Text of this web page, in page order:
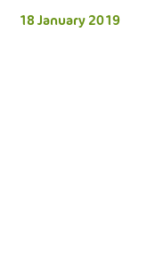
18 January 2019